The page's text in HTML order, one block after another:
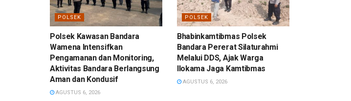
POLSEK
Polsek Kawasan Bandara
Wamena Intensifkan
Pengamanan dan Monitoring,
Aktivitas Bandara Berlangsung
Aman dan Kondusif
AGUSTUS 6, 2026
POLSEK
Bhabinkamtibmas Polsek
Bandara Pererat Silaturahmi
Melalui DDS, Ajak Warga
Ilokama Jaga Kamtibmas
AGUSTUS 6, 2026